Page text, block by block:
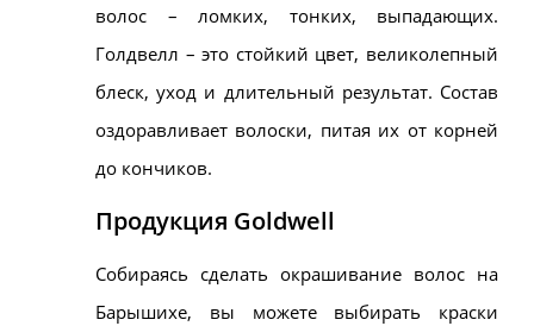
волос – ломких, тонких, выпадающих.
Голдвелл – это стойкий цвет, великолепный
блеск, уход и длительный результат. Состав
оздоравливает волоски, питая их от корней
до кончиков.
Продукция Goldwell
Собираясь сделать окрашивание волос на
Барышихе, вы можете выбирать краски